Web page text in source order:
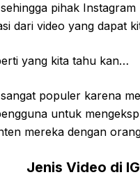
pihak
dari video yang dapat
yang kita tahu kan…
populer karena
untuk
mereka dengan
Jenis Video di IG